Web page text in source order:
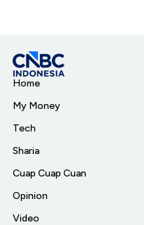
Home
My Money
Tech
Sharia
Cuap Cuap Cuan
Opinion
Video